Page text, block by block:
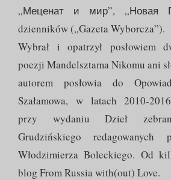
„Меценат и мир”, „Новая
dzienników („Gazeta Wyborcza”).
Wybrał i opatrzył posłowiem
poezji Mandelsztama Nikomu ani
autorem posłowia do
Szałamowa, w latach 2010-
przy wydaniu Dzieł
Grudzińskiego redagowanych
Włodzimierza Boleckiego. Od
blog From Russia with(out) Love.